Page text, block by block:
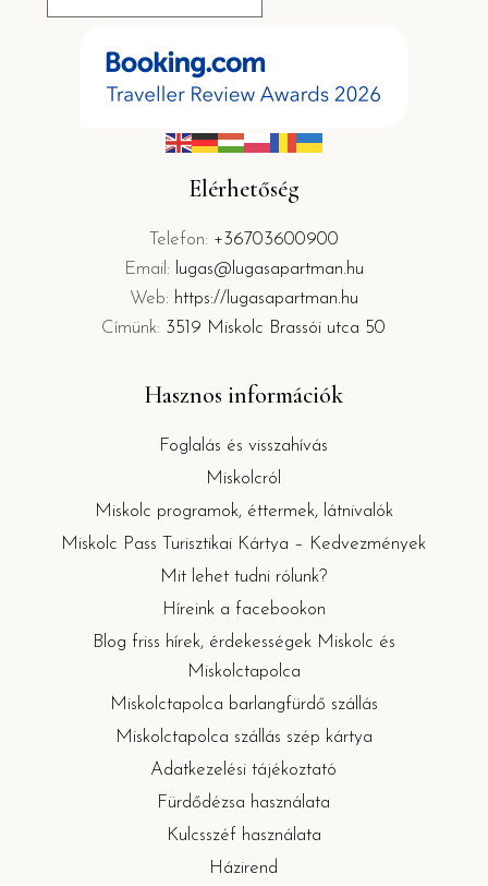
Elérhetőség
Telefon: +36703600900
Email: lugas@lugasapartman.hu
Web: https://lugasapartman.hu
Címünk: 3519 Miskolc Brassói utca 50
Hasznos információk
Foglalás és visszahívás
Miskolcról
Miskolc programok, éttermek, látnivalók
Miskolc Pass Turisztikai Kártya – Kedvezmények
Mit lehet tudni rólunk?
Híreink a facebookon
Blog friss hírek, érdekességek Miskolc és
Miskolctapolca
Miskolctapolca barlangfürdő szállás
Miskolctapolca szállás szép kártya
Adatkezelési tájékoztató
Fürdődézsa használata
Kulcsszéf használata
Házirend